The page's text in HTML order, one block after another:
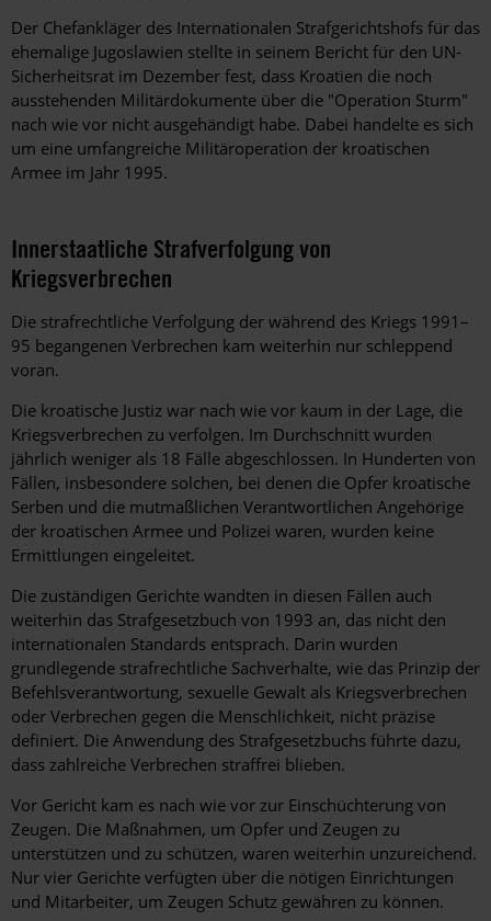
Der Chefankläger des Internationalen Strafgerichtshofs für das
ehemalige Jugoslawien stellte in seinem Bericht für den UN-
Sicherheitsrat im Dezember fest, dass Kroatien die noch
ausstehenden Militärdokumente über die "Operation Sturm"
nach wie vor nicht ausgehändigt habe. Dabei handelte es sich
um eine umfangreiche Militäroperation der kroatischen
Armee im Jahr 1995.
Innerstaatliche Strafverfolgung von
Kriegsverbrechen
Die strafrechtliche Verfolgung der während des Kriegs 1991–
95 begangenen Verbrechen kam weiterhin nur schleppend
voran.
Die kroatische Justiz war nach wie vor kaum in der Lage, die
Kriegsverbrechen zu verfolgen. Im Durchschnitt wurden
jährlich weniger als 18 Fälle abgeschlossen. In Hunderten von
Fällen, insbesondere solchen, bei denen die Opfer kroatische
Serben und die mutmaßlichen Verantwortlichen Angehörige
der kroatischen Armee und Polizei waren, wurden keine
Ermittlungen eingeleitet.
Die zuständigen Gerichte wandten in diesen Fällen auch
weiterhin das Strafgesetzbuch von 1993 an, das nicht den
internationalen Standards entsprach. Darin wurden
grundlegende strafrechtliche Sachverhalte, wie das Prinzip der
Befehlsverantwortung, sexuelle Gewalt als Kriegsverbrechen
oder Verbrechen gegen die Menschlichkeit, nicht präzise
definiert. Die Anwendung des Strafgesetzbuchs führte dazu,
dass zahlreiche Verbrechen straffrei blieben.
Vor Gericht kam es nach wie vor zur Einschüchterung von
Zeugen. Die Maßnahmen, um Opfer und Zeugen zu
unterstützen und zu schützen, waren weiterhin unzureichend.
Nur vier Gerichte verfügten über die nötigen Einrichtungen
und Mitarbeiter, um Zeugen Schutz gewähren zu können.